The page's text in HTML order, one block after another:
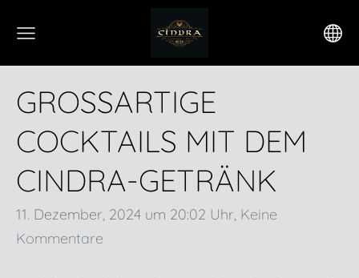
GROSSARTIGE C
OCKTAILS MIT DEM C
INDRA-GETRÄNK
11. Dezember, 2024 um 20:02 Uhr, Keine
Kommentare